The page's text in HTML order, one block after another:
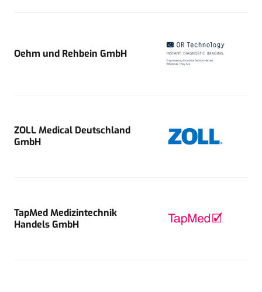
Oehm und Rehbein GmbH
ZOLL Medical Deutschland
GmbH
TapMed Medizintechnik
Handels GmbH